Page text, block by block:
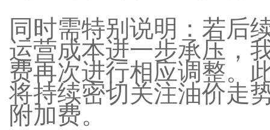
同时需特别说明：若后
运营成本进一步承压，
费再次进行相应调整。
将持续密切关注油价走
附加费。